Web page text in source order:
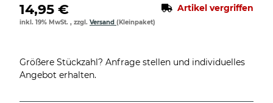
14,95 € Artikel vergriffen
inkl. 19% MwSt. , zzgl. Versand (Kleinpaket)
Größere Stückzahl? Anfrage stellen und individuelles
Angebot erhalten.